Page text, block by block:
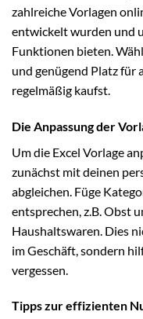
zahlreiche Vorlagen
entwickelt wurden und
Funktionen bieten.
und genügend Platz für
regelmäßig kaufst.
Die Anpassung der
Um die Excel Vorlage
zunächst mit deinen
abgleichen. Füge
entsprechen, z.B. Obst
Haushaltswaren. Dies
im Geschäft, sondern
vergessen.
Tipps zur effizienten